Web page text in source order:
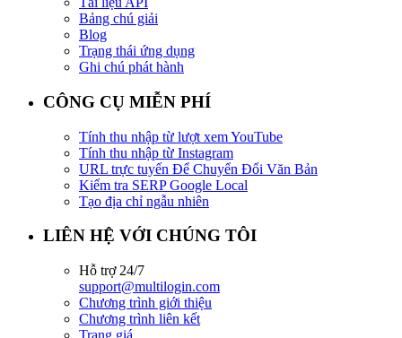
Bảng chú giải
Blog
Trạng thái ứng dụng
Ghi chú phát hành
CÔNG CỤ MIỄN PHÍ
Tính thu nhập từ lượt xem YouTube
Tính thu nhập từ Instagram
URL trực tuyến Để Chuyển Đổi Văn Bản
Kiểm tra SERP Google Local
Tạo địa chỉ ngẫu nhiên
LIÊN HỆ VỚI CHÚNG TÔI
Hỗ trợ 24/7
support@multilogin.com
Chương trình giới thiệu
Chương trình liên kết
Trang giá